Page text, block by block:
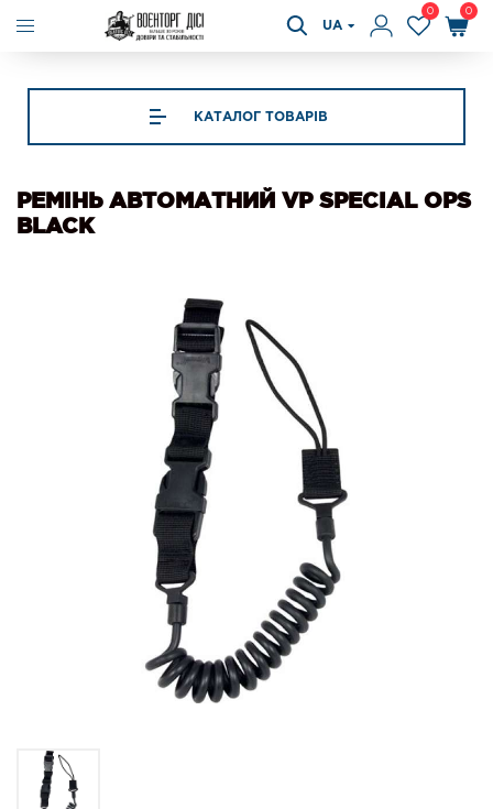
UA
0 0
КАТАЛОГ ТОВАРІВ
РЕМІНЬ АВТОМАТНИЙ VP SPECIAL OPS
BLACK